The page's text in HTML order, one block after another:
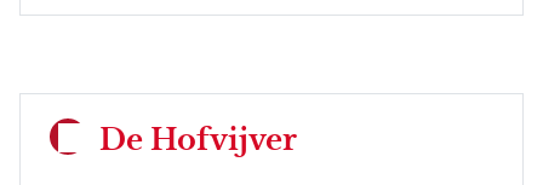
De Hofvijver